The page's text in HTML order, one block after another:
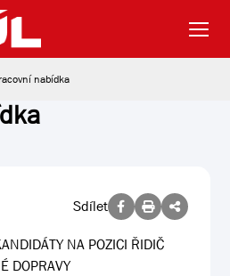
nabídka
Sdílet
NA POZICI ŘIDIČ
DOPRAVY